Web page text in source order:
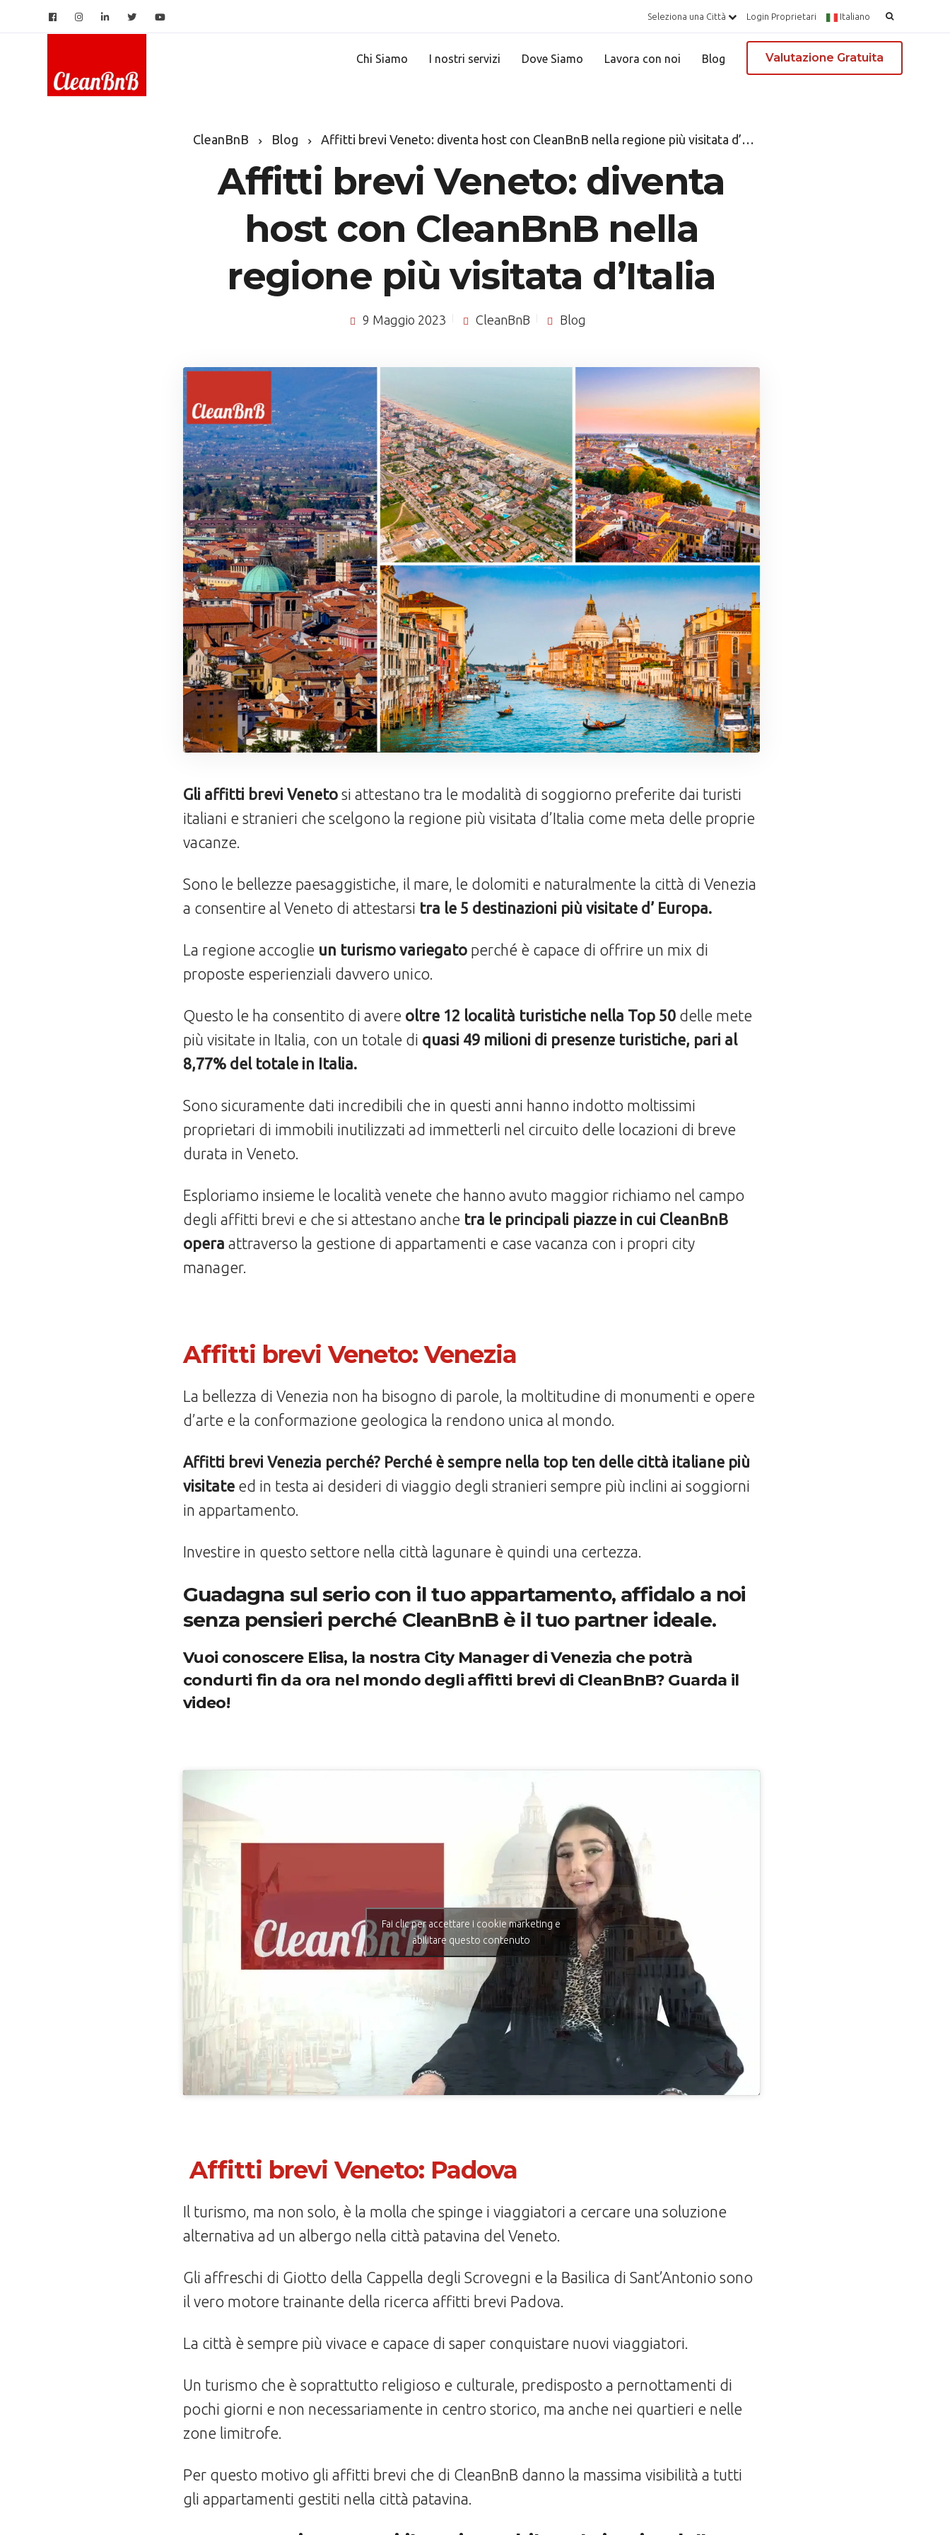
Seleziona una Città Login Proprietari Italiano Ricerca
per:
Chi Siamo I nostri servizi Dove Siamo Lavora con noi Blog Valutazione Gratuita
CleanBnB Blog Affitti brevi Veneto: diventa host con CleanBnB nella regione più visitata d’Italia
Affitti brevi Veneto: diventa
host con CleanBnB nella
regione più visitata d’Italia
9 Maggio 2023 CleanBnB Blog
Gli affitti brevi Veneto si attestano tra le modalità di soggiorno preferite dai turisti
italiani e stranieri che scelgono la regione più visitata d’Italia come meta delle proprie
vacanze.
Sono le bellezze paesaggistiche, il mare, le dolomiti e naturalmente la città di Venezia
a consentire al Veneto di attestarsi tra le 5 destinazioni più visitate d’ Europa.
La regione accoglie un turismo variegato perché è capace di offrire un mix di
proposte esperienziali davvero unico.
Questo le ha consentito di avere oltre 12 località turistiche nella Top 50 delle mete
più visitate in Italia, con un totale di quasi 49 milioni di presenze turistiche, pari al
8,77% del totale in Italia.
Sono sicuramente dati incredibili che in questi anni hanno indotto moltissimi
proprietari di immobili inutilizzati ad immetterli nel circuito delle locazioni di breve
durata in Veneto.
Esploriamo insieme le località venete che hanno avuto maggior richiamo nel campo
degli affitti brevi e che si attestano anche tra le principali piazze in cui CleanBnB
opera attraverso la gestione di appartamenti e case vacanza con i propri city
manager.
Affitti brevi Veneto: Venezia
La bellezza di Venezia non ha bisogno di parole, la moltitudine di monumenti e opere
d’arte e la conformazione geologica la rendono unica al mondo.
Affitti brevi Venezia perché? Perché è sempre nella top ten delle città italiane più
visitate ed in testa ai desideri di viaggio degli stranieri sempre più inclini ai soggiorni
in appartamento.
Investire in questo settore nella città lagunare è quindi una certezza.
Guadagna sul serio con il tuo appartamento, affidalo a noi
senza pensieri perché CleanBnB è il tuo partner ideale.
Vuoi conoscere Elisa, la nostra City Manager di Venezia che potrà
condurti fin da ora nel mondo degli affitti brevi di CleanBnB? Guarda il
video!
Fai clic per accettare i cookie marketing e
abilitare questo contenuto
Affitti brevi Veneto: Padova
Il turismo, ma non solo, è la molla che spinge i viaggiatori a cercare una soluzione
alternativa ad un albergo nella città patavina del Veneto.
Gli affreschi di Giotto della Cappella degli Scrovegni e la Basilica di Sant’Antonio sono
il vero motore trainante della ricerca affitti brevi Padova.
La città è sempre più vivace e capace di saper conquistare nuovi viaggiatori.
Un turismo che è soprattutto religioso e culturale, predisposto a pernottamenti di
pochi giorni e non necessariamente in centro storico, ma anche nei quartieri e nelle
zone limitrofe.
Per questo motivo gli affitti brevi che di CleanBnB danno la massima visibilità a tutti
gli appartamenti gestiti nella città patavina.